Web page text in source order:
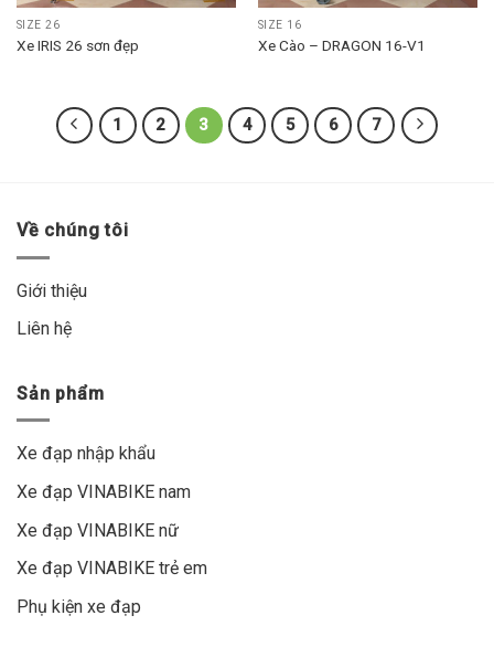
SIZE 26
Xe IRIS 26 sơn đẹp
SIZE 16
Xe Cào – DRAGON 16-V1
1 2 3 4 5 6 7
Về chúng tôi
Giới thiệu
Liên hệ
Sản phẩm
Xe đạp nhập khẩu
Xe đạp VINABIKE nam
Xe đạp VINABIKE nữ
Xe đạp VINABIKE trẻ em
Phụ kiện xe đạp